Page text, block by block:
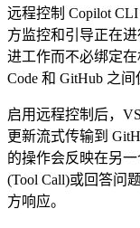
远程控制 Copilot
方监控和引导正在
进工作而不必绑定
Code 和 GitHub 之间
启用远程控制后，
更新流式传输到
的操作会反映在另
(Tool Call)或回答问
方响应。